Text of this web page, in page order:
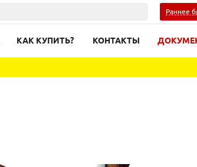
Раннее
КАК КУПИТЬ? КОНТАКТЫ